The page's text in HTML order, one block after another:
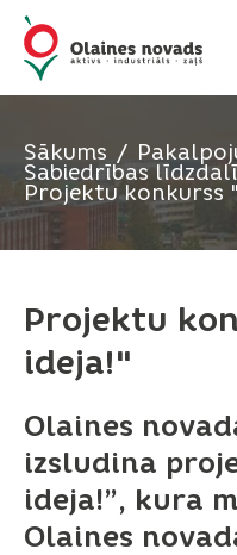
Sākums
Sabiedrības
Projektu konkurss
Projektu
ideja!"
Olaines
izsludina
ideja!”, kura
Olaines